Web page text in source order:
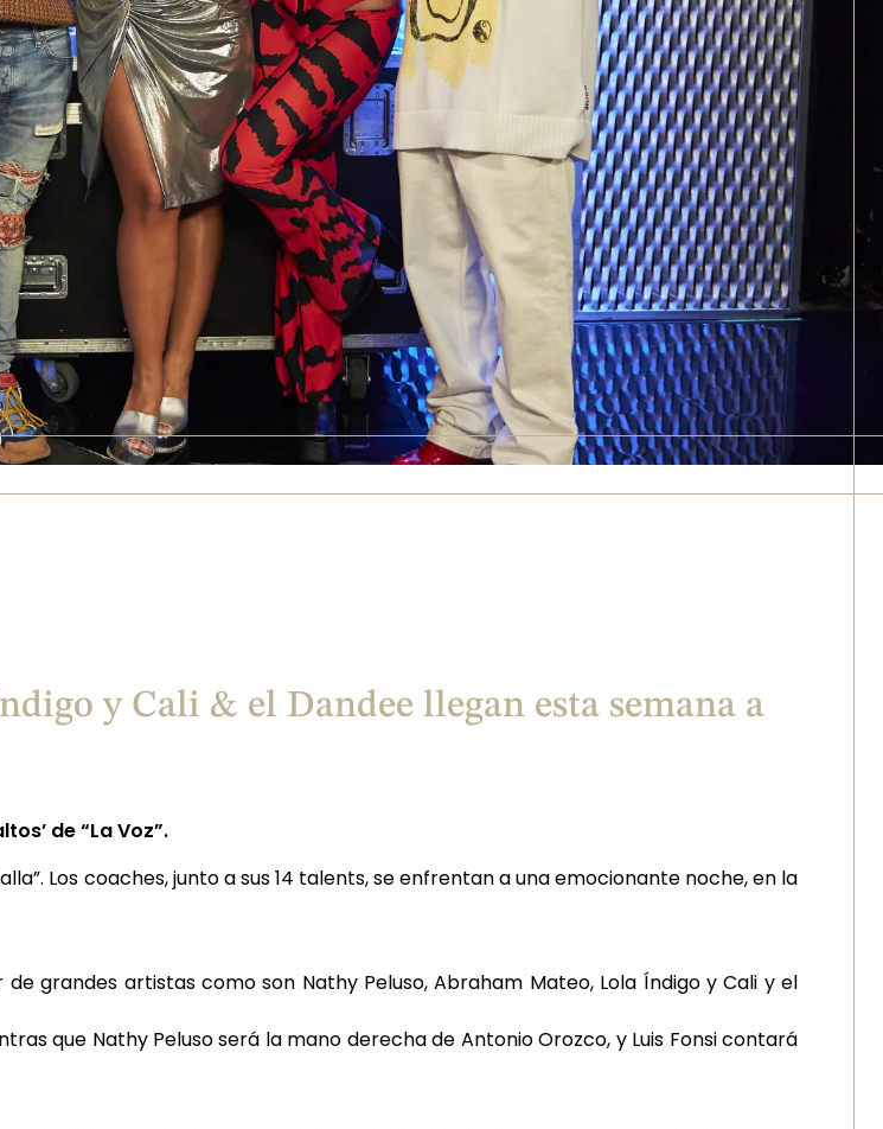
y Cali & el Dandee llegan esta semana a
de “La Voz”.
Los coaches, junto a sus 14 talents, se enfrentan a una emocionante noche, en la
grandes artistas como son Nathy Peluso, Abraham Mateo, Lola Índigo y Cali y el
que Nathy Peluso será la mano derecha de Antonio Orozco, y Luis Fonsi contará